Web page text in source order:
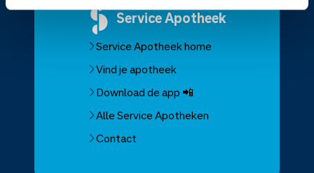
ServiceApotheek
Service Apotheek home
Vind je apotheek
Download de app 📲
Alle Service Apotheken
Contact